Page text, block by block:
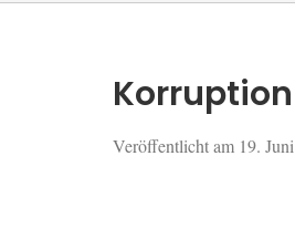
Veröffentlicht am 19.